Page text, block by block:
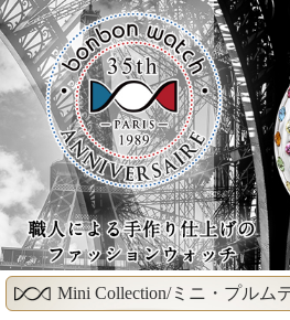
Mini Collection/ミニ・プルム